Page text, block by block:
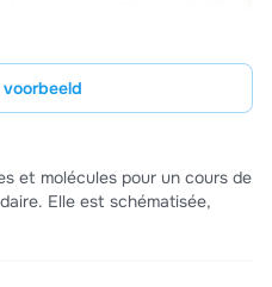
et molécules pour un cours de
Elle est schématisée,